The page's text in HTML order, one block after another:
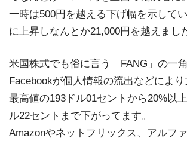
一時は500円を越える下げ幅を示して
に上昇しなんとか21,000円を越えまし
米国株式でも俗に言う「FANG」の一角
Facebookが個人情報の流出などにより
最高値の193ドル01セントから20%以
ル22セントまで下がってます。
Amazonやネットフリックス、アルフ